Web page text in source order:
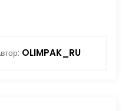
OLIMPAK_RU